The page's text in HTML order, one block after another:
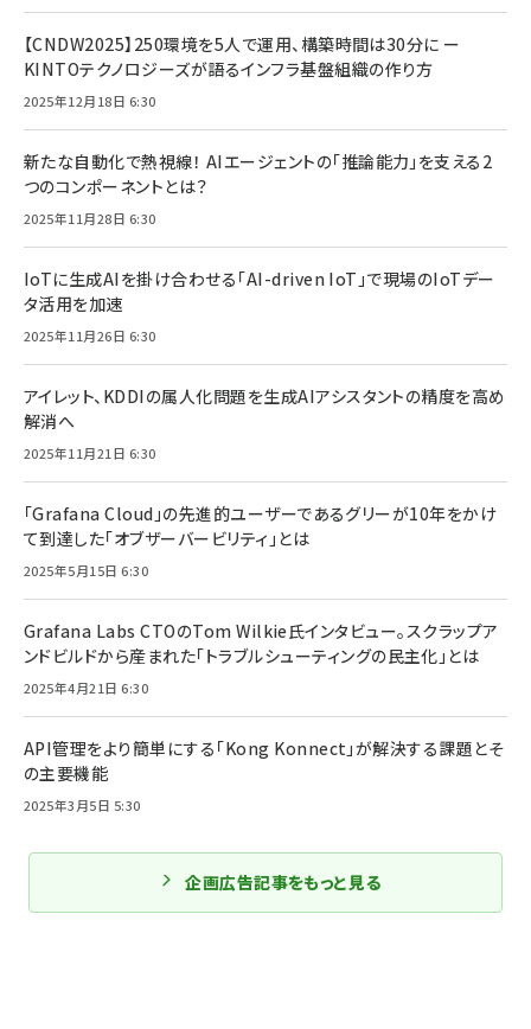
【CNDW2025】250環境を5人で運用、構築時間は30分に ー
KINTOテクノロジーズが語るインフラ基盤組織の作り方
2025年12月18日 6:30
新たな自動化で熱視線！ AIエージェントの「推論能力」を支える2
つのコンポーネントとは？
2025年11月28日 6:30
IoTに生成AIを掛け合わせる「AI-driven IoT」で現場のIoTデー
タ活用を加速
2025年11月26日 6:30
アイレット、KDDIの属人化問題を生成AIアシスタントの精度を高め
解消へ
2025年11月21日 6:30
「Grafana Cloud」の先進的ユーザーであるグリーが10年をかけ
て到達した「オブザーバービリティ」とは
2025年5月15日 6:30
Grafana Labs CTOのTom Wilkie氏インタビュー。スクラップア
ンドビルドから産まれた「トラブルシューティングの民主化」とは
2025年4月21日 6:30
API管理をより簡単にする「Kong Konnect」が解決する課題とそ
の主要機能
2025年3月5日 5:30
企画広告記事をもっと見る